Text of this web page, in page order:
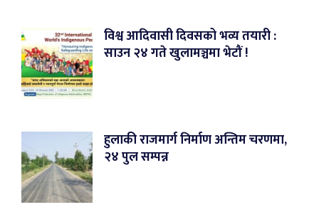
विश्व आदिवासी दिवसको भव्य तयारी :
साउन २४ गते खुलामञ्चमा भेटौं !
हुलाकी राजमार्ग निर्माण अन्तिम चरणमा,
२४ पुल सम्पन्न